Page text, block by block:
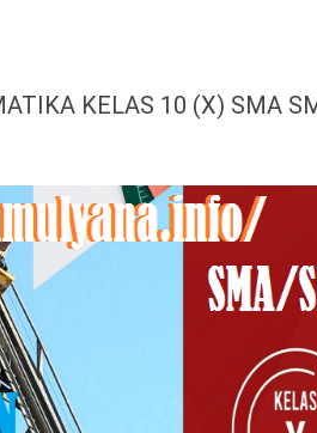
KELAS 10 (X) SMA